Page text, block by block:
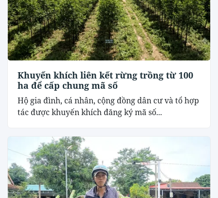
Khuyến khích liên kết rừng trồng từ 100
ha để cấp chung mã số
Hộ gia đình, cá nhân, cộng đồng dân cư và tổ hợp
tác được khuyến khích đăng ký mã số...